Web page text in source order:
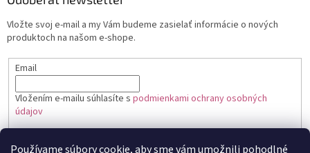
Používame súbory cookie, aby sme vám umožnili pohodlné
Vložte svoj e-mail a my Vám budeme zasielať informácie o nových
produktoch na našom e-shope.
Email
Vložením e-mailu súhlasíte s podmienkami ochrany osobných
údajov
PRIHLÁSIŤ SA